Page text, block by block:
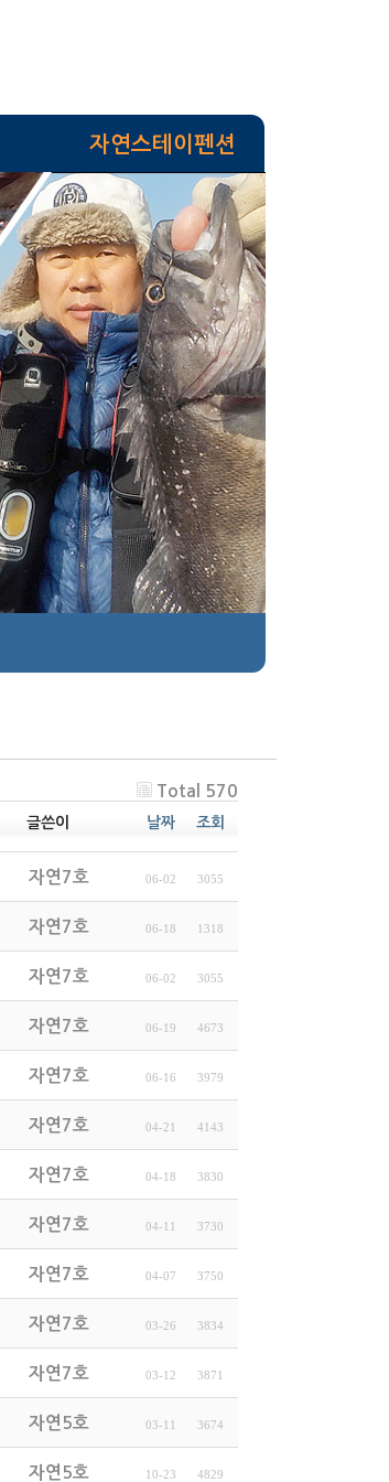
자연스테이펜션
Total 570
글쓴이 날짜 조회
자연7호 06-02 3055
자연7호 06-18 1318
자연7호 06-02 3055
자연7호 06-19 4673
자연7호 06-16 3979
자연7호 04-21 4143
자연7호 04-18 3830
자연7호 04-11 3730
자연7호 04-07 3750
자연7호 03-26 3834
자연7호 03-12 3871
자연5호 03-11 3674
자연5호 10-23 4829